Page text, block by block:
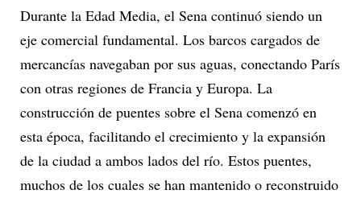
Durante la Edad Media, el Sena continuó siendo un
eje comercial fundamental. Los barcos cargados de
mercancías navegaban por sus aguas, conectando París
con otras regiones de Francia y Europa. La
construcción de puentes sobre el Sena comenzó en
esta época, facilitando el crecimiento y la expansión
de la ciudad a ambos lados del río. Estos puentes,
muchos de los cuales se han mantenido o reconstruido